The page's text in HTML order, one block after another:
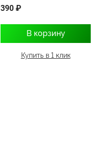
390 ₽
В корзину
Купить в 1 клик